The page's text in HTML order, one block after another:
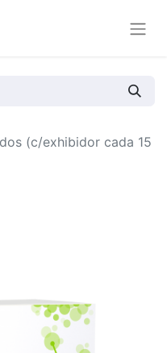
(c/exhibidor cada 15